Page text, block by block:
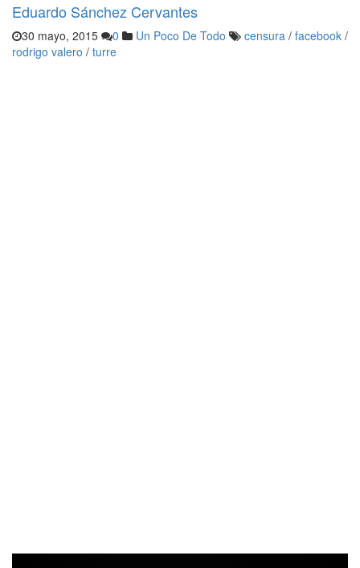
Eduardo Sánchez Cervantes
30 mayo, 2015 0 Un Poco De Todo censura / facebook /
rodrigo valero / turre